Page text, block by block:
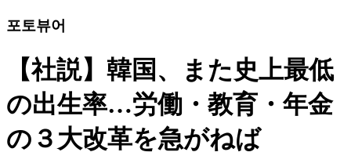
포토뷰어
【社説】韓国、また史上最低
の出生率…労働・教育・年金
の３大改革を急がねば